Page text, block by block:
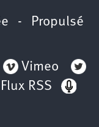
- Propulsé
Vimeo
Flux RSS